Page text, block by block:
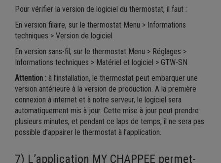
Pour vérifier la version de logiciel du thermostat, il faut :
En version filaire, sur le thermostat Menu > Informations
techniques > Version de logiciel
En version sans-fil, sur le thermostat Menu > Réglages >
Informations techniques > Matériel et logiciel > GTW-SN
Attention : à l’installation, le thermostat peut embarquer une
version antérieure à la version de production. A la première
connexion à internet et à notre serveur, le logiciel sera
automatiquement mis à jour. Cette mise à jour peut prendre
plusieurs minutes, et pendant ce laps de temps, il ne sera pas
possible d’appairer le thermostat à l’application.
7) L’application MY CHAPPEE permet-